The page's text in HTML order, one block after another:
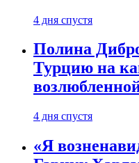
4 дня спустя
Полина
Турцию на
4 дня спустя
«Я